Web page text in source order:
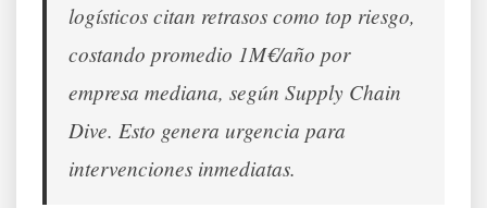
logísticos citan retrasos como top riesgo,
costando promedio 1M€/año por
empresa mediana, según Supply Chain
Dive. Esto genera urgencia para
intervenciones inmediatas.